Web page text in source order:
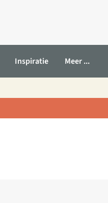
Inspiratie Meer ...